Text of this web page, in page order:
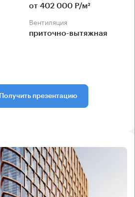
от 402 000 Р/м²
Вентиляция
приточно-вытяжная
Получить презентацию